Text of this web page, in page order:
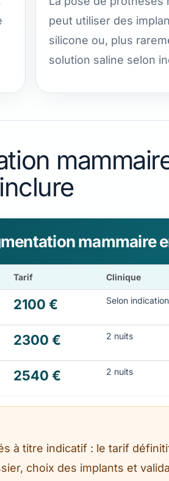
peut utiliser des
silicone ou, plus
solution saline selon
mammaire
Tarif Clinique
2100 € Selon
2300 € 2 nuits
2540 € 2 nuits
à titre indicatif : le tarif
choix des implants et